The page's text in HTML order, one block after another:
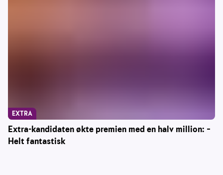
Extra-kandidaten økte premien med en halv million: –
Helt fantastisk
EXTRA